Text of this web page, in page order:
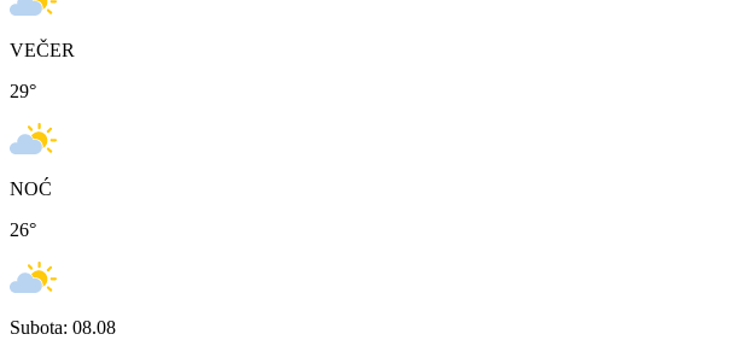
VEČER
29°
NOĆ
26°
Subota: 08.08